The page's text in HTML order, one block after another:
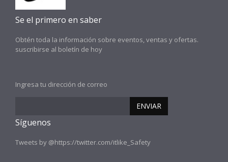
Se el primero en saber
Obtén toda la información sobre eventos, ventas y ofertas.
suscribirse al boletín de hoy
Ingresa tu dirección de correo
ENVIAR
Síguenos
Tweets by @https://twitter.com/itlike_Safety